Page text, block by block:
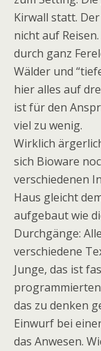
Kirwall statt.
nicht auf
durch ganz
Wälder und
hier alles auf
ist für den
viel zu wenig.
Wirklich
sich Bioware
verschiedenen
Haus gleicht
aufgebaut wie
Durchgänge:
verschiedene
Junge, das ist
das zu denken
Einwurf bei
das Anwesen.